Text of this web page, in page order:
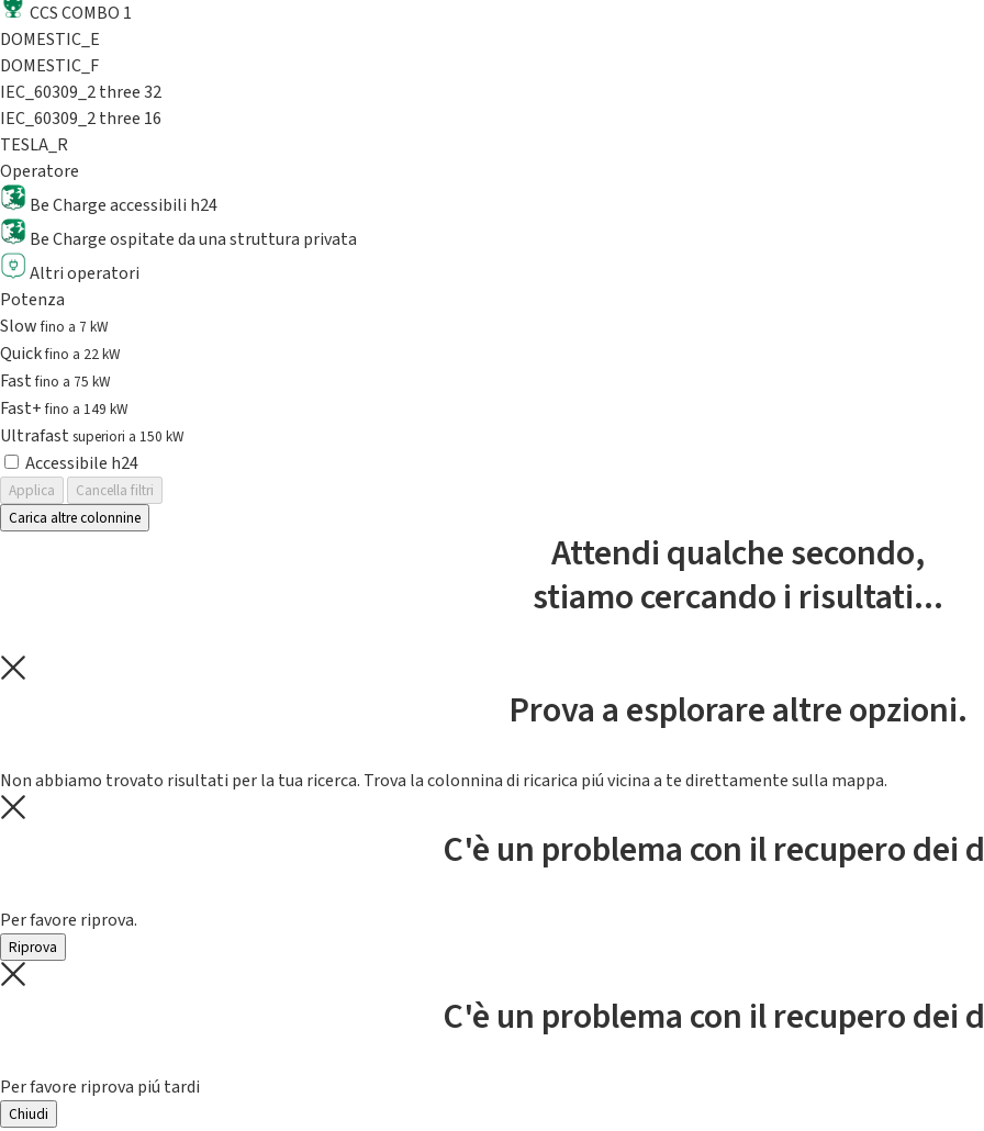
CCS COMBO 1
DOMESTIC_E
DOMESTIC_F
IEC_60309_2 three 32
IEC_60309_2 three 16
TESLA_R
Operatore
Be Charge accessibili h24
Be Charge ospitate da una struttura privata
Altri operatori
Potenza
Slowfino a 7 kW
Quickfino a 22 kW
Fastfino a 75 kW
Fast+fino a 149 kW
Ultrafast superiori a 150 kW
Accessibile h24
Applica
Cancella filtri
Carica altre colonnine
Attendi qualche secondo,
stiamo cercando i risultati...
Prova a esplorare altre opzioni.
Non abbiamo trovato risultati per la tua ricerca. Trova la colonnina di ricarica piú vicina a te direttamente sulla mappa.
C'è un problema con il recupero dei
Per favore riprova.
Riprova
C'è un problema con il recupero dei
Per favore riprova piú tardi
Chiudi